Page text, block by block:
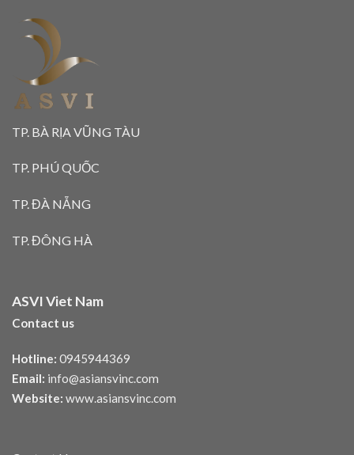
TP. BÀ RỊA VŨNG TÀU
TP. PHÚ QUỐC
TP. ĐÀ NẴNG
TP. ĐÔNG HÀ
ASVI Viet Nam
Contact us
Hotline: 0945944369
Email: info@asiansvinc.com
Website: www.asiansvinc.com